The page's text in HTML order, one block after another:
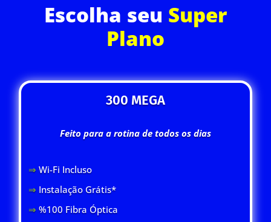
Escolha seu Super
Plano
300 MEGA
Feito para a rotina de todos os dias
⇒ Wi-Fi Incluso
⇒ Instalação Grátis*
⇒ %100 Fibra Óptica